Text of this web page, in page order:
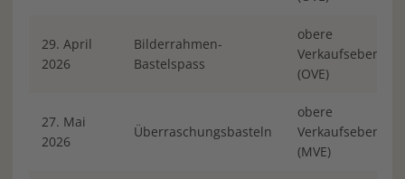
29. April
2026
Bilderrahmen-
Bastelspass
obere
Verkaufsebene
(OVE)
27. Mai
2026
Überraschungsbasteln
obere
Verkaufsebene
(MVE)